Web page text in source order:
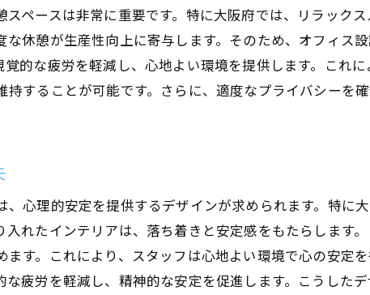
大阪府の文化を生かしたデザイン事例
文化的背景が職場に与えるポジティブな影響
地域と企業の結びつきを強化する空間
ペースは非常に重要です。特に大阪府では、リラック
休憩が生産性向上に寄与します。そのため、オフィス
的な疲労を軽減し、心地よい環境を提供します。これ
することが可能です。さらに、適度なプライバシーを
心理的安定を提供するデザインが求められます。特に
れたインテリアは、落ち着きと安定感をもたらします
す。これにより、スタッフは心地よい環境で心の安定
疲労を軽減し、精神的な安定を促進します。こうした